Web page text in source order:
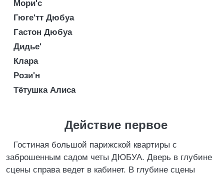
Мори'с
Гюге'тт Дюбуа
Гастон Дюбуа
Дидье'
Клара
Рози'н
Тётушка Алиса
Действие первое
Гостиная большой парижской квартиры с
заброшенным садом четы ДЮБУА. Дверь в глубине
сцены справа ведет в кабинет. В глубине сцены